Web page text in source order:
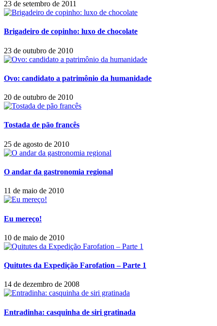
23 de setembro de 2011
Brigadeiro de copinho: luxo de chocolate
23 de outubro de 2010
Ovo: candidato a patrimônio da humanidade
20 de outubro de 2010
Tostada de pão francês
25 de agosto de 2010
O andar da gastronomia regional
11 de maio de 2010
Eu mereço!
10 de maio de 2010
Quitutes da Expedição Farofation – Parte 1
14 de dezembro de 2008
Entradinha: casquinha de siri gratinada